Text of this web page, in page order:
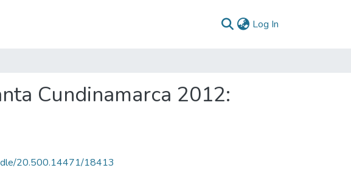
Log In
Cundinamarca 2012:
20.500.14471/18413